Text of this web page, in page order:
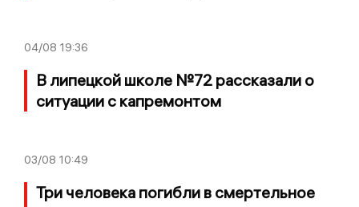
04/08 19:36
В липецкой школе №72 рассказали о
ситуации с капремонтом
03/08 10:49
Три человека погибли в смертельное